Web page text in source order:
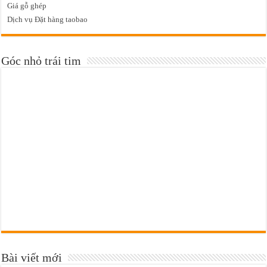
Giá gỗ ghép
Dịch vụ Đặt hàng taobao
Góc nhỏ trái tim
Bài viết mới